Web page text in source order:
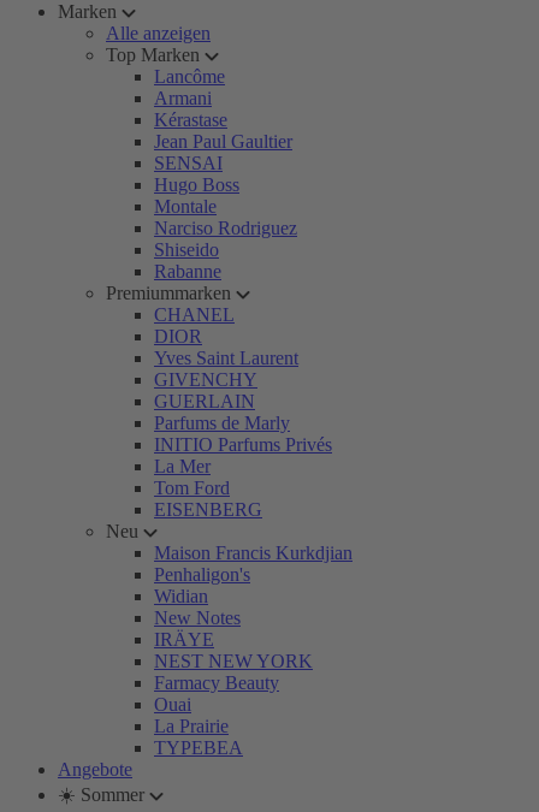
Marken
Alle anzeigen
Top Marken
Lancôme
Armani
Kérastase
Jean Paul Gaultier
SENSAI
Hugo Boss
Montale
Narciso Rodriguez
Shiseido
Rabanne
Premiummarken
CHANEL
DIOR
Yves Saint Laurent
GIVENCHY
GUERLAIN
Parfums de Marly
INITIO Parfums Privés
La Mer
Tom Ford
EISENBERG
Neu
Maison Francis Kurkdjian
Penhaligon's
Widian
New Notes
IRÄYE
NEST NEW YORK
Farmacy Beauty
Ouai
La Prairie
TYPEBEA
Angebote
☀️ Sommer